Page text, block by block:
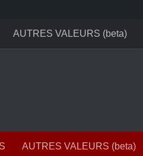
AUTRES VALEURS (beta)
AUTRES VALEURS (beta)